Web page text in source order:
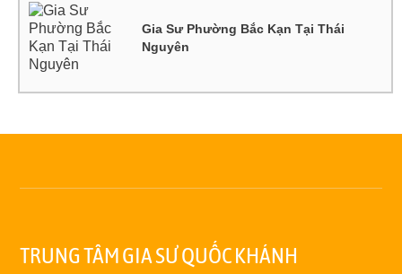
Gia Sư Phường Bắc Kạn Tại Thái
Nguyên
TRUNG TÂM GIA SƯ QUỐC KHÁNH